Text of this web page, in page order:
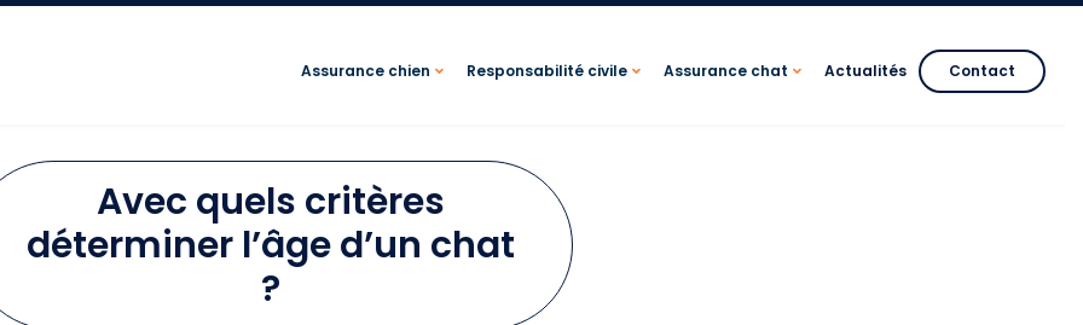
Assurance chien Responsabilité civile Assurance chat Actualités Contact
Avec quels critères
déterminer l’âge d’un chat
?